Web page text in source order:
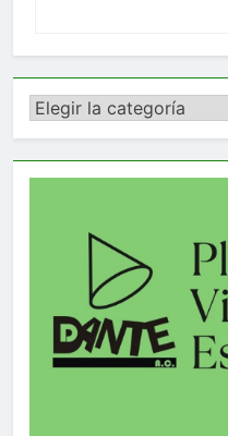
Categorías